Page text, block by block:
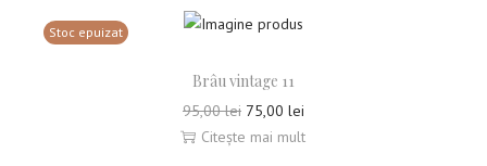
Stoc epuizat
Brâu vintage 11
95,00lei 75,00 lei
Citește mai mult